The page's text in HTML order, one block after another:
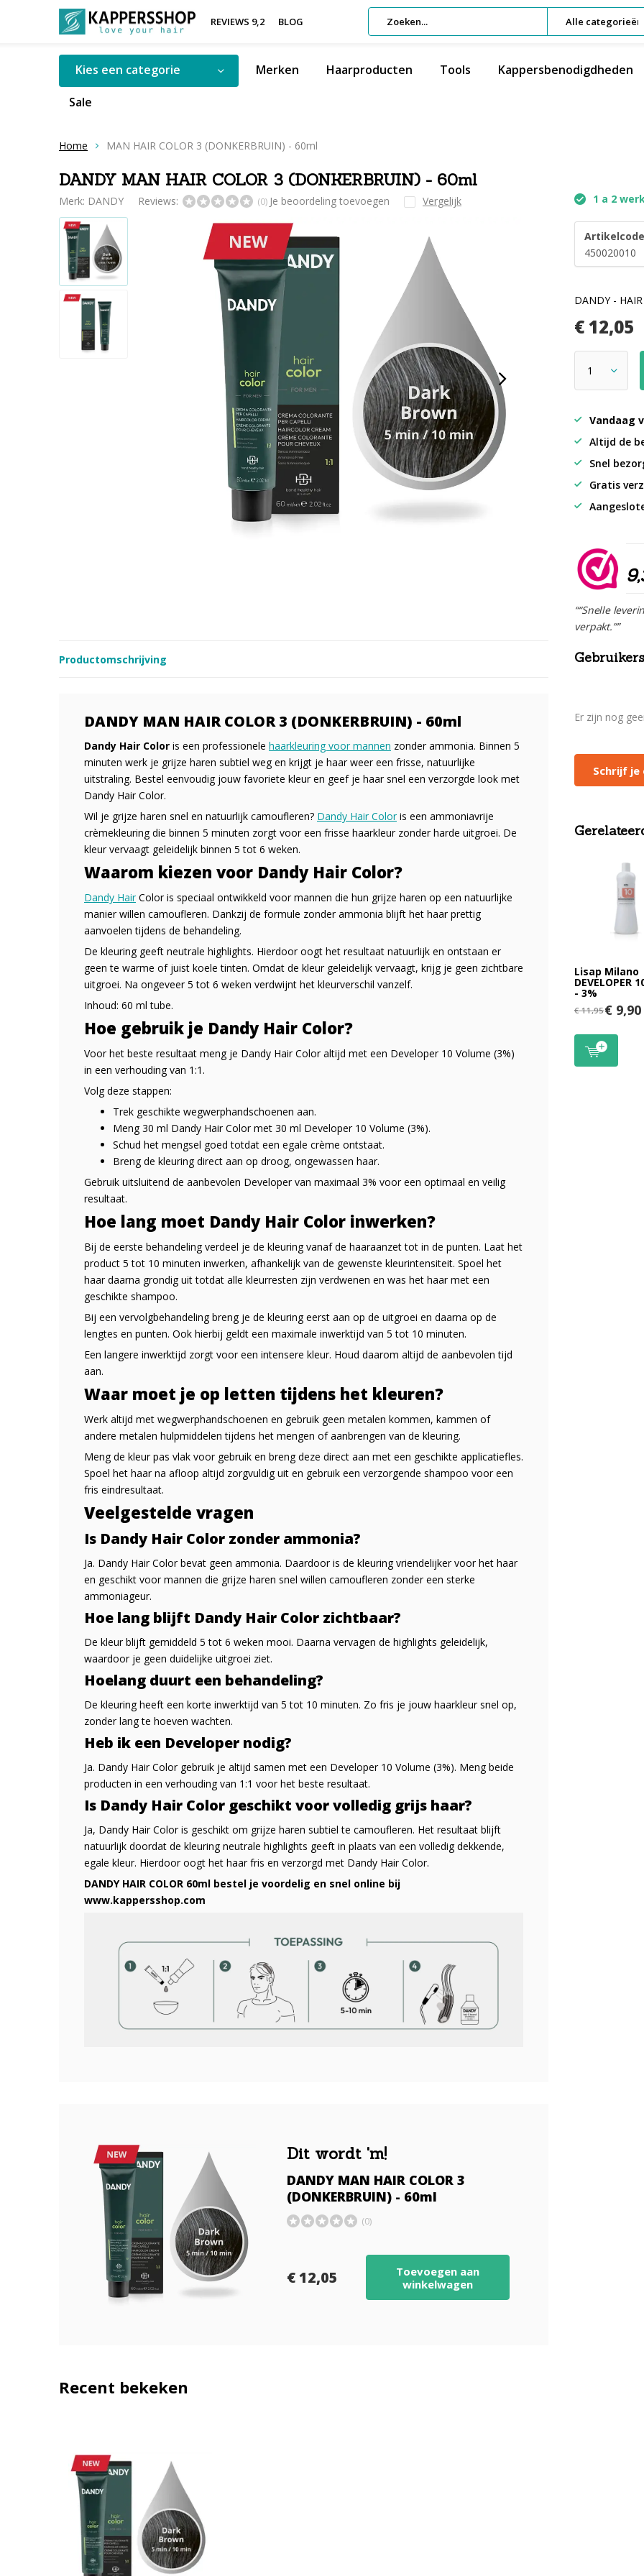
REVIEWS 9,2 BLOG Alle categorieën
Kies een categorie Merken Haarproducten Tools Kappersbenodigdheden
Sale
Home MAN HAIR COLOR 3 (DONKERBRUIN) - 60ml
DANDY MAN HAIR COLOR 3 (DONKERBRUIN) - 60ml
Merk: DANDY Reviews: (0) Je beoordeling toevoegen Vergelijk 1 a 2
450020010
DANDY -
€ 12,05
Vandaag
Altijd de
Snel
Gratis
““Snelle
verpakt.””
Productomschrijving
DANDY MAN HAIR COLOR 3 (DONKERBRUIN) - 60ml
Dandy Hair Color is een professionele haarkleuring voor mannen zonder ammonia. Binnen 5
minuten werk je grijze haren subtiel weg en krijgt je haar weer een frisse, natuurlijke
uitstraling. Bestel eenvoudig jouw favoriete kleur en geef je haar snel een verzorgde look met
Dandy Hair Color.
Wil je grijze haren snel en natuurlijk camoufleren? Dandy Hair Coloris een ammoniavrije
crèmekleuring die binnen 5 minuten zorgt voor een frisse haarkleur zonder harde uitgroei. De
kleur vervaagt geleidelijk binnen 5 tot 6 weken.
Waarom kiezen voor Dandy Hair Color?
Dandy HairColor is speciaal ontwikkeld voor mannen die hun grijze haren op een natuurlijke
manier willen camoufleren. Dankzij de formule zonder ammonia blijft het haar prettig
aanvoelen tijdens de behandeling.
De kleuring geeft neutrale highlights. Hierdoor oogt het resultaat natuurlijk en ontstaan er
geen te warme of juist koele tinten. Omdat de kleur geleidelijk vervaagt, krijg je geen zichtbare
uitgroei. Na ongeveer 5 tot 6 weken verdwijnt het kleurverschil vanzelf.
Inhoud: 60 ml tube.
Hoe gebruik je Dandy Hair Color?
Voor het beste resultaat meng je Dandy Hair Color altijd met een Developer 10 Volume (3%)
in een verhouding van 1:1.
Volg deze stappen:
Trek geschikte wegwerphandschoenen aan.
Meng 30 ml Dandy Hair Color met 30 ml Developer 10 Volume (3%).
Schud het mengsel goed totdat een egale crème ontstaat.
Breng de kleuring direct aan op droog, ongewassen haar.
Gebruik uitsluitend de aanbevolen Developer van maximaal 3% voor een optimaal en veilig
resultaat.
Hoe lang moet Dandy Hair Color inwerken?
Bij de eerste behandeling verdeel je de kleuring vanaf de haaraanzet tot in de punten. Laat het
product 5 tot 10 minuten inwerken, afhankelijk van de gewenste kleurintensiteit. Spoel het
haar daarna grondig uit totdat alle kleurresten zijn verdwenen en was het haar met een
geschikte shampoo.
Bij een vervolgbehandeling breng je de kleuring eerst aan op de uitgroei en daarna op de
lengtes en punten. Ook hierbij geldt een maximale inwerktijd van 5 tot 10 minuten.
Een langere inwerktijd zorgt voor een intensere kleur. Houd daarom altijd de aanbevolen tijd
aan.
Waar moet je op letten tijdens het kleuren?
Werk altijd met wegwerphandschoenen en gebruik geen metalen kommen, kammen of
andere metalen hulpmiddelen tijdens het mengen of aanbrengen van de kleuring.
Meng de kleur pas vlak voor gebruik en breng deze direct aan met een geschikte applicatiefles.
Spoel het haar na afloop altijd zorgvuldig uit en gebruik een verzorgende shampoo voor een
fris eindresultaat.
Veelgestelde vragen
Is Dandy Hair Color zonder ammonia?
Ja. Dandy Hair Color bevat geen ammonia. Daardoor is de kleuring vriendelijker voor het haar
en geschikt voor mannen die grijze haren snel willen camoufleren zonder een sterke
ammoniageur.
Hoe lang blijft Dandy Hair Color zichtbaar?
De kleur blijft gemiddeld 5 tot 6 weken mooi. Daarna vervagen de highlights geleidelijk,
waardoor je geen duidelijke uitgroei ziet.
Hoelang duurt een behandeling?
De kleuring heeft een korte inwerktijd van 5 tot 10 minuten. Zo fris je jouw haarkleur snel op,
zonder lang te hoeven wachten.
Heb ik een Developer nodig?
Ja. Dandy Hair Color gebruik je altijd samen met een Developer 10 Volume (3%). Meng beide
producten in een verhouding van 1:1 voor het beste resultaat.
Is Dandy Hair Color geschikt voor volledig grijs haar?
Ja, Dandy Hair Color is geschikt om grijze haren subtiel te camoufleren. Het resultaat blijft
natuurlijk doordat de kleuring neutrale highlights geeft in plaats van een volledig dekkende,
egale kleur. Hierdoor oogt het haar fris en verzorgd met Dandy Hair Color.
DANDY HAIR COLOR 60ml bestel je voordelig en snel online bij
www.kappersshop.com
Dit wordt 'm!
DANDY MAN HAIR COLOR 3
(DONKERBRUIN) - 60ml
(0)
€ 12,05
Toevoegen aan
winkelwagen
Er zijn nog
Schrijf
Lisap Milano
DEVELOPER
- 3%
€ 11,95€ 9,90
Recent bekeken